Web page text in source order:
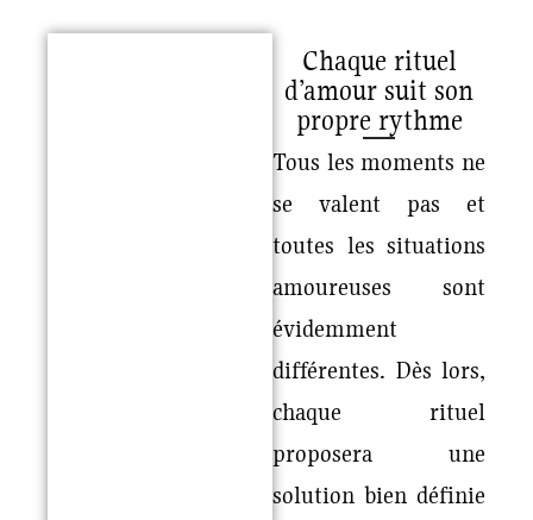
Chaque rituel
d’amour suit son
propre rythme
Tous les moments ne
se valent pas et
toutes les situations
amoureuses sont
évidemment
différentes. Dès lors,
chaque rituel
proposera une
solution bien définie